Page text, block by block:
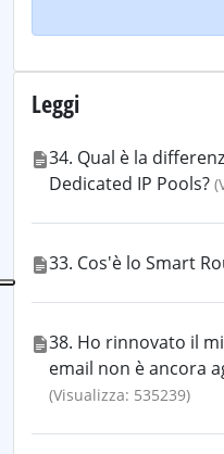
Leggi
34. Qual è la
Dedicated IP Pools?
33. Cos'è lo Smart
38. Ho rinnovato il
email non è ancora
(Visualizza: 535239)